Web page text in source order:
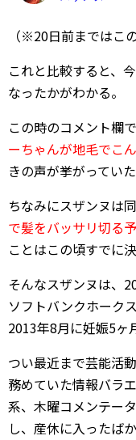
（※20日前まではこ
これと比較すると、
なったかがわかる。
この時のコメント欄
ーちゃんが地毛でこ
きの声が挙がっていた
ちなみにスザンヌは
で髪をバッサリ切る
ことはこの頃すでに
そんなスザンヌは、
ソフトバンクホーク
2013年8月に妊娠5ヶ
つい最近まで芸能活
務めていた情報バラ
系、木曜コメンテー
し、産休に入ったばか